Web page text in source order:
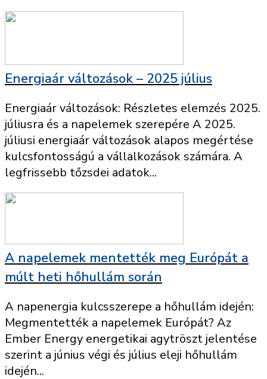
Energiaár változások – 2025 július
Energiaár változások: Részletes elemzés 2025.
júliusra és a napelemek szerepére A 2025.
júliusi energiaár változások alapos megértése
kulcsfontosságú a vállalkozások számára. A
legfrissebb tőzsdei adatok...
A napelemek mentették meg Európát a
múlt heti hőhullám során
A napenergia kulcsszerepe a hőhullám idején:
Megmentették a napelemek Európát? Az
Ember Energy energetikai agytröszt jelentése
szerint a június végi és július eleji hőhullám
idején...